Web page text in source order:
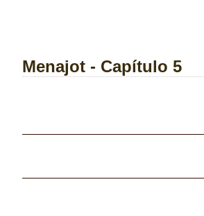
Menajot - Capítulo 5